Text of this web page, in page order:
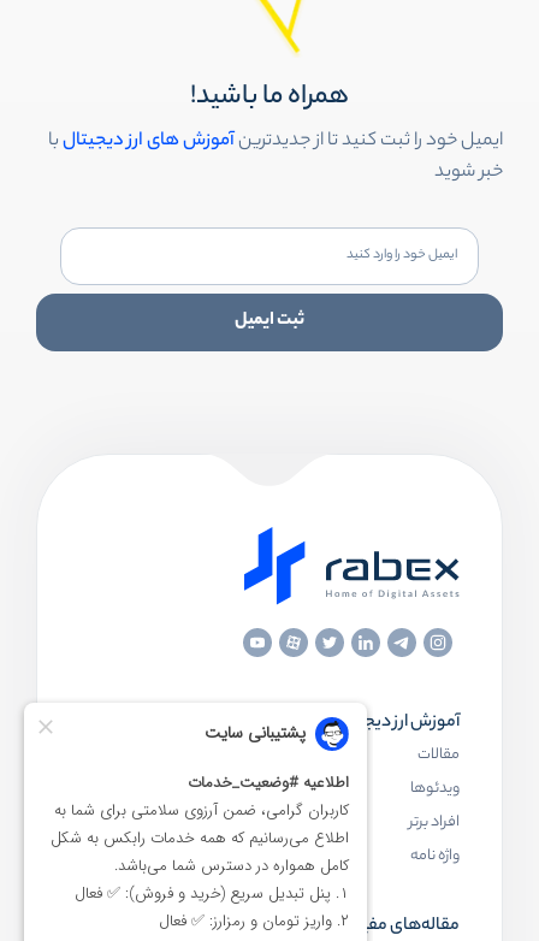
همراه ما باشید!
ایمیل خود را ثبت کنید تا از جدیدترینآموزش های ارز دیجیتالبا
خبر شوید
ثبت ایمیل
آموزش ارز دیجیتال
مقالات
ویدئوها
افراد برتر
واژه نامه
مقاله‌های مفید
بلاک چین چیست
کیف پول ارز دیجیتال چیست
NFT چیست
مقاله‌های مفید رابکس